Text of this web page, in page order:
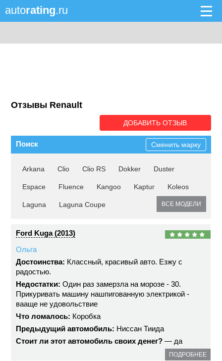
autorating.ru
Отзывы Renault
ДОБАВИТЬ ОТЗЫВ
Поиск Сменить марку
Arkana Clio Clio RS Dokker Duster
Espace Fluence Kangoo Kaptur Koleos
Laguna Laguna Coupe ВСЕ МОДЕЛИ
Ford Kuga (2013)
Ольга
Достоинства: Классный, красивый авто. Езжу с
радостью.
Недостатки: Один раз замерзла на морозе - 30.
Прикуривать машину нашпигованную электрикой -
вааще не удовольствие
Что ломалось: Коробка
Предыдущий автомобиль: Ниссан Тиида
Стоит ли этот автомобиль своих денег? — да
ПОДРОБНЕЕ